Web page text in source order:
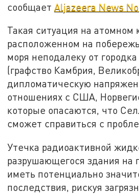
сообщаетAljazeera News
Такая ситуация на атомном
расположенном на
моря неподалеку от
(графство Камбрия,
дипломатическую
отношениях с США,
которые опасаются, что
сможет справиться с
Утечка радиоактивной
разрушающегося здания на
иметь потенциально
последствия, рискуя